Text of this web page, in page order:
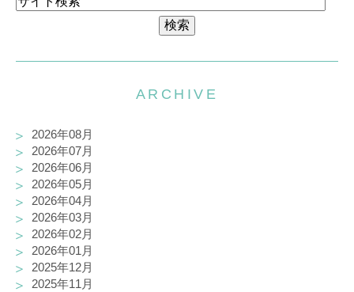
ARCHIVE
2026年08月
2026年07月
2026年06月
2026年05月
2026年04月
2026年03月
2026年02月
2026年01月
2025年12月
2025年11月